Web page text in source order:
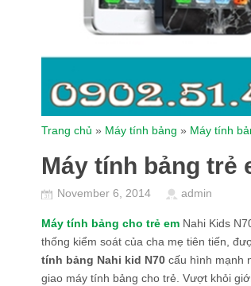
Trang chủ » Máy tính bảng » Máy tính
Máy tính bảng trẻ
November 6, 2014 admin
Máy tính bảng cho trẻ em Nahi Kids
thống kiểm soát của cha mẹ tiên tiến,
tính bảng Nahi kid N70 cấu hình mạnh
giao máy tính bảng cho trẻ. Vượt khỏi